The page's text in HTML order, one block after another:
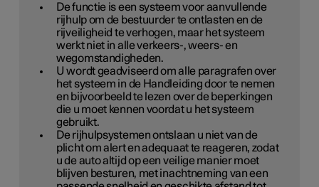
De functie is een systeem voor aanvullende
rijhulp om de bestuurder te ontlasten en de
rijveiligheid te verhogen, maar het systeem
werkt niet in alle verkeers-, weers- en
wegomstandigheden.
U wordt geadviseerd om alle paragrafen over
het systeem in de Handleiding door te nemen
en bijvoorbeeld te lezen over de beperkingen
die u moet kennen voordat u het systeem
gebruikt.
De rijhulpsystemen ontslaan u niet van de
plicht om alert en adequaat te reageren, zodat
u de auto altijd op een veilige manier moet
blijven besturen, met inachtneming van een